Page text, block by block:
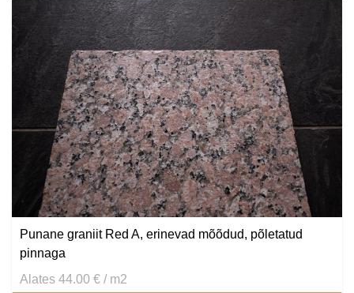
Punane graniit Red A, erinevad mõõdud, põletatud
pinnaga
Alates 44.00 € / m2